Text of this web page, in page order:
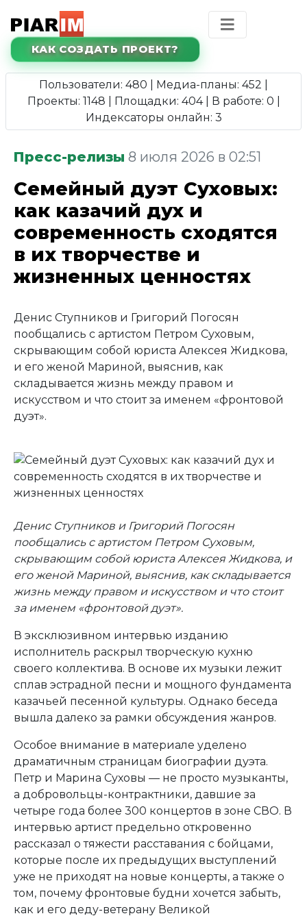
КАК СОЗДАТЬ ПРОЕКТ?
Пользователи: 480 | Медиа-планы: 452 |
Проекты: 1148 | Площадки: 404 | В работе: 0 |
Индексаторы онлайн: 3
Пресс-релизы 8 июля 2026 в 02:51
Семейный дуэт Суховых:
как казачий дух и
современность сходятся
в их творчестве и
жизненных ценностях
Денис Ступников и Григорий Погосян
пообщались с артистом Петром Суховым,
скрывающим собой юриста Алексея Жидкова,
и его женой Мариной, выяснив, как
складывается жизнь между правом и
искусством и что стоит за именем «фронтовой
дуэт».
Денис Ступников и Григорий Погосян
пообщались с артистом Петром Суховым,
скрывающим собой юриста Алексея Жидкова, и
его женой Мариной, выяснив, как складывается
жизнь между правом и искусством и что стоит
за именем «фронтовой дуэт».
В эксклюзивном интервью изданию
исполнитель раскрыл творческую кухню
своего коллектива. В основе их музыки лежит
сплав эстрадной песни и мощного фундамента
казачьей песенной культуры. Однако беседа
вышла далеко за рамки обсуждения жанров.
Особое внимание в материале уделено
драматичным страницам биографии дуэта.
Петр и Марина Суховы — не просто музыканты,
а добровольцы-контрактники, давшие за
четыре года более 300 концертов в зоне СВО. В
интервью артист предельно откровенно
рассказал о тяжести расставания с бойцами,
которые после их предыдущих выступлений
уже не приходят на новые концерты, а также о
том, почему фронтовые будни хочется забыть,
как и его деду-ветерану Великой